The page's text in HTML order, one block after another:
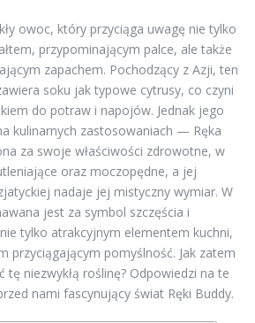
owoc, który przyciąga uwagę nie tylko
przypominającym palce, ale także
zapachem. Pochodzący z Azji, ten
soku jak typowe cytrusy, co czyni
do potraw i napojów. Jednak jego
kulinarnych zastosowaniach — Ręka
za swoje właściwości zdrowotne, w
oraz moczopędne, a jej
nadaje jej mistyczny wymiar. W
jest za symbol szczęścia i
tylko atrakcyjnym elementem kuchni,
przyciągającym pomyślność. Jak zatem
tę niezwykłą roślinę? Odpowiedzi na te
nami fascynujący świat Ręki Buddy.